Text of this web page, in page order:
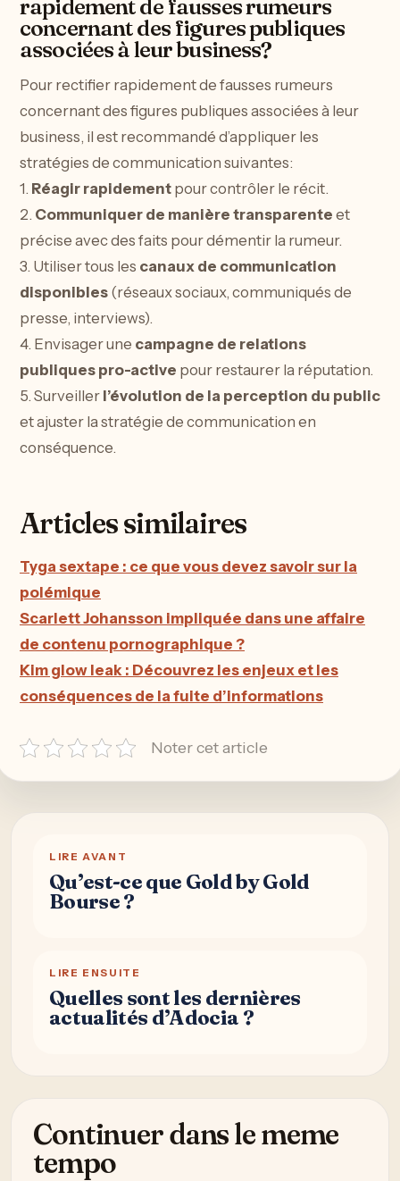
rapidement de fausses rumeurs
concernant des figures publiques
associées à leur business?
Pour rectifier rapidement de fausses rumeurs
concernant des figures publiques associées à leur
business, il est recommandé d’appliquer les
stratégies de communication suivantes:
1. Réagir rapidement pour contrôler le récit.
2. Communiquer de manière transparente et
précise avec des faits pour démentir la rumeur.
3. Utiliser tous les canaux de communication
disponibles (réseaux sociaux, communiqués de
presse, interviews).
4. Envisager une campagne de relations
publiques pro-active pour restaurer la réputation.
5. Surveiller l’évolution de la perception du public
et ajuster la stratégie de communication en
conséquence.
Articles similaires
Tyga sextape : ce que vous devez savoir sur la
polémique
Scarlett Johansson impliquée dans une affaire
de contenu pornographique ?
Kim glow leak : Découvrez les enjeux et les
conséquences de la fuite d’informations
Noter cet article
LIRE AVANT
Qu’est-ce que Gold by Gold
Bourse ?
LIRE ENSUITE
Quelles sont les dernières
actualités d’Adocia ?
Continuer dans le meme
tempo